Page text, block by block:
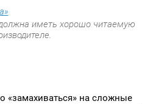
иметь хорошо читаемую
«замахиваться» на сложные